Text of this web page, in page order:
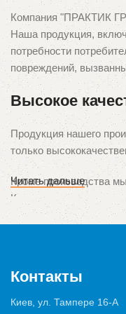
Компания "ПРАКТИК
Наша продукция,
потребности
повреждений,
Высокое
Продукция нашего
только
Кроме производства
Кроме того, мы
Читать дальше
Контакты
Киев, ул. Тампере 16-А